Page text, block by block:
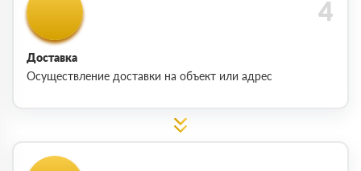
Доставка
Осуществление доставки на объект или адрес